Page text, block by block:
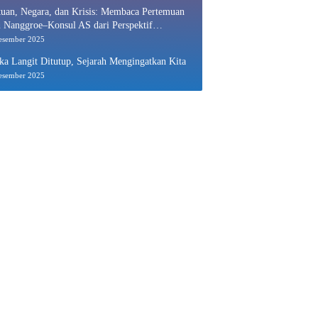
Negara, dan Krisis: Membaca Pertemuan
Nanggroe–Konsul AS dari Perspektif
Politik
2025
Langit Ditutup, Sejarah Mengingatkan Kita
2025